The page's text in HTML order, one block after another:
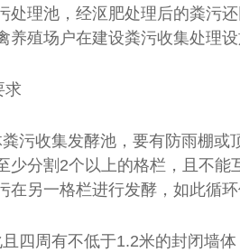
处理池，经沤肥处理后的粪污
殖场户在建设粪污收集处理
求
污收集发酵池，要有防雨棚
少分割2个以上的格栏，且不
另一格栏进行发酵，如此循环
四周有不低于1.2米的封闭墙